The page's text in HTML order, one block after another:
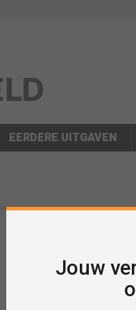
EERDERE UITGAVEN
Jouw